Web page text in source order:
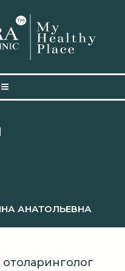
АНАТОЛЬЕВНА
отоларинголог